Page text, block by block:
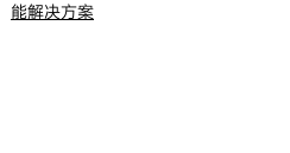
能解决方案